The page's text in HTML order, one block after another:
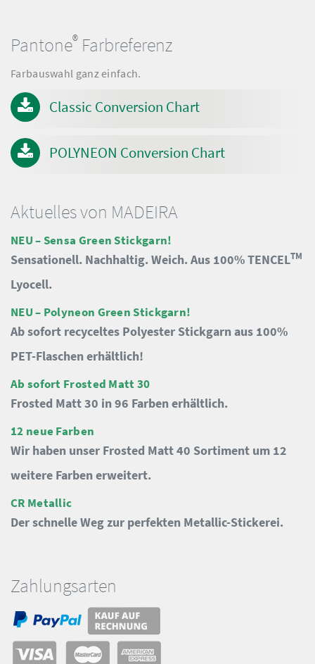
Zahlungsarten
Pantone® Farbreferenz
Farbauswahl ganz einfach.
Classic Conversion Chart
POLYNEON Conversion Chart
Aktuelles von MADEIRA
NEU – Sensa Green Stickgarn!
Sensationell. Nachhaltig. Weich. Aus 100% TENCELTM
Lyocell.
NEU – Polyneon Green Stickgarn!
Ab sofort recyceltes Polyester Stickgarn aus 100%
PET-Flaschen erhältlich!
Ab sofort Frosted Matt 30
Frosted Matt 30 in 96 Farben erhältlich.
12 neue Farben
Wir haben unser Frosted Matt 40 Sortiment um 12
weitere Farben erweitert.
CR Metallic
Der schnelle Weg zur perfekten Metallic-Stickerei.